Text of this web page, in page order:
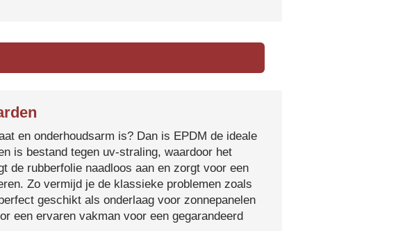
en onderhoudsarm is? Dan is EPDM de ideale
is bestand tegen uv-straling, waardoor het
de rubberfolie naadloos aan en zorgt voor een
Zo vermijd je de klassieke problemen zoals
geschikt als onderlaag voor zonnepanelen
een ervaren vakman voor een gegarandeerd